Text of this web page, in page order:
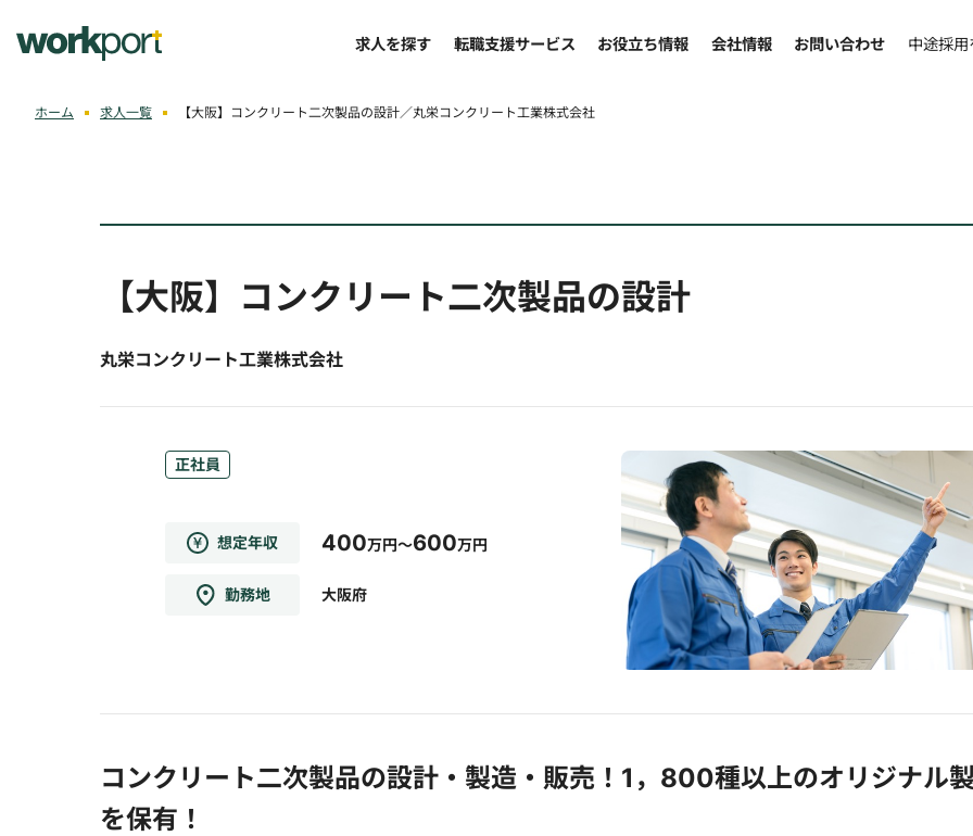
求人を探す 転職支援サービス お役立ち情報 会社情報 お問い合わせ 中途採
ホーム 求人一覧 【大阪】コンクリート二次製品の設計／丸栄コンクリート工業株式会社
【大阪】コンクリート二次製品の設計
丸栄コンクリート工業株式会社
正社員
想定年収 400万円～600万円
勤務地 大阪府
コンクリート二次製品の設計・製造・販売！1，800種以上のオリジナル
を保有！